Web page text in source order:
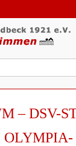
– DSV-
OLYMPIA-